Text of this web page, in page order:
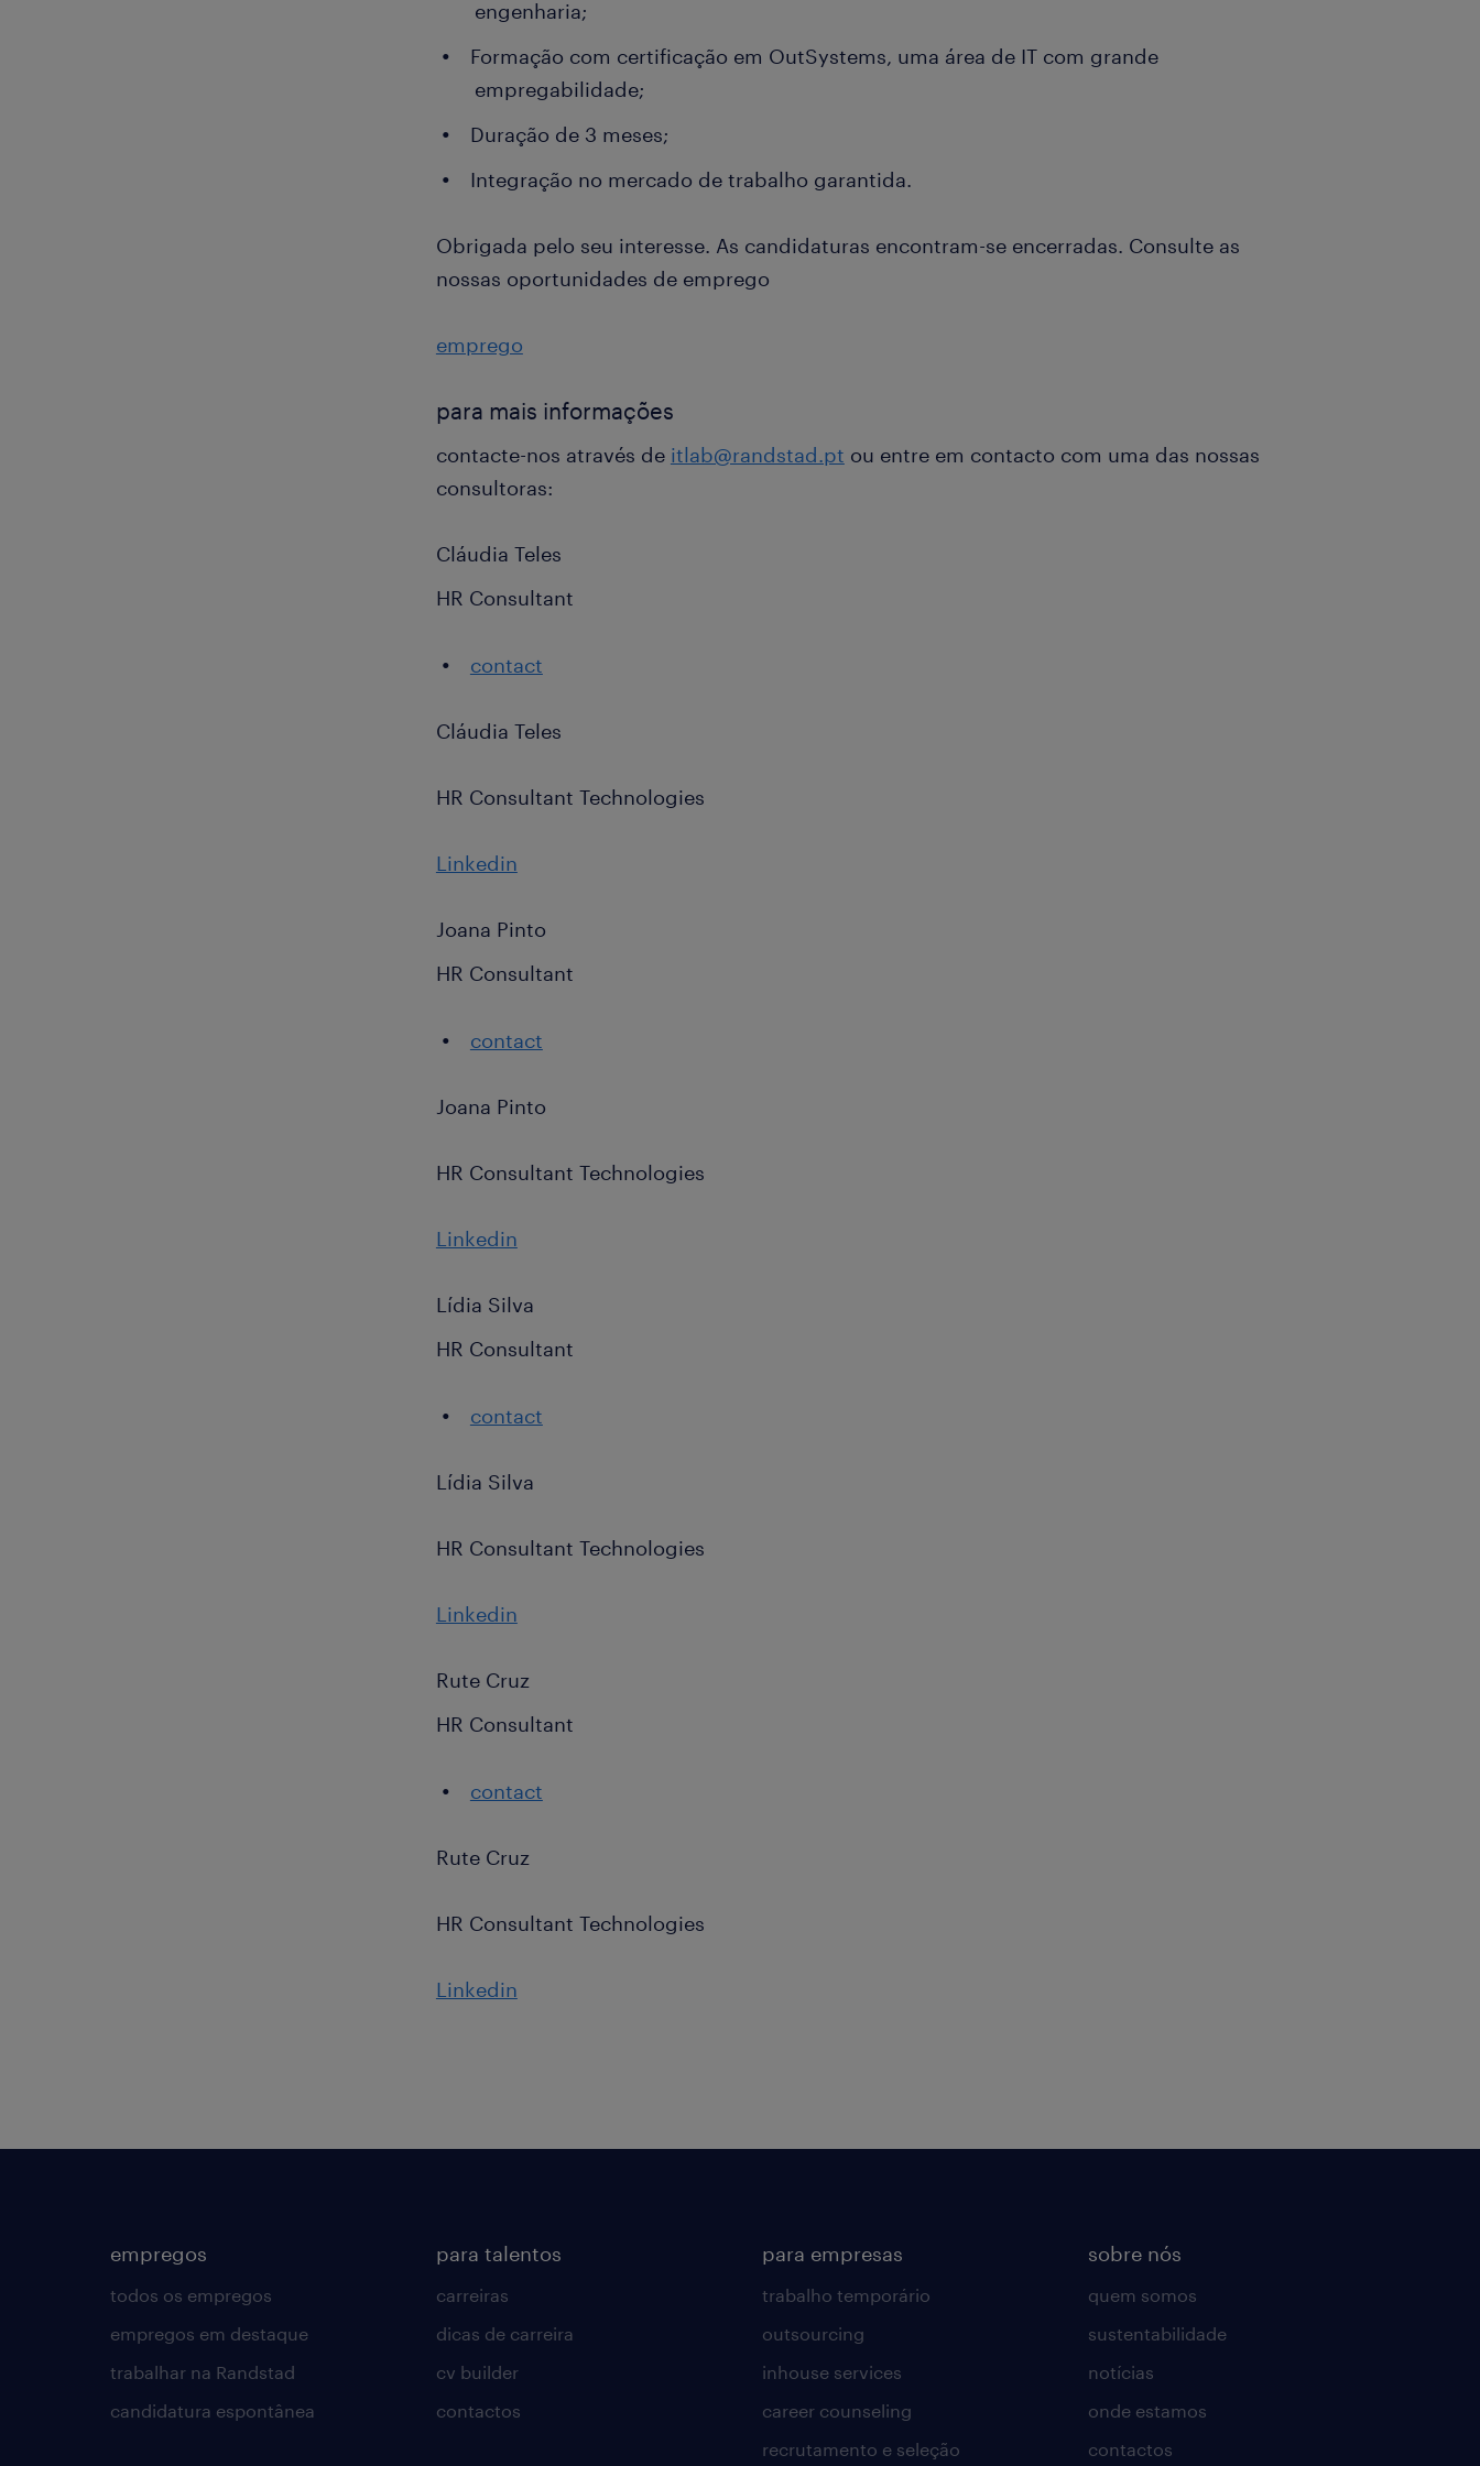
engenharia;
Formação com certificação em OutSystems, uma área de IT com grande
empregabilidade;
Duração de 3 meses;
Integração no mercado de trabalho garantida.
Obrigada pelo seu interesse. As candidaturas encontram-se encerradas. Consulte as
nossas oportunidades de emprego
emprego
para mais informações
contacte-nos através de itlab@randstad.pt ou entre em contacto com uma das nossas
consultoras:
Cláudia Teles
HR Consultant
contact
Cláudia Teles
HR Consultant Technologies
Linkedin
Joana Pinto
HR Consultant
contact
Joana Pinto
HR Consultant Technologies
Linkedin
Lídia Silva
HR Consultant
contact
Lídia Silva
HR Consultant Technologies
Linkedin
Rute Cruz
HR Consultant
contact
Rute Cruz
HR Consultant Technologies
Linkedin
empregos
todos os empregos
empregos em destaque
trabalhar na Randstad
candidatura espontânea
para talentos
carreiras
dicas de carreira
cv builder
contactos
para empresas
trabalho temporário
outsourcing
inhouse services
career counseling
recrutamento e seleção
sobre nós
quem somos
sustentabilidade
notícias
onde estamos
contactos